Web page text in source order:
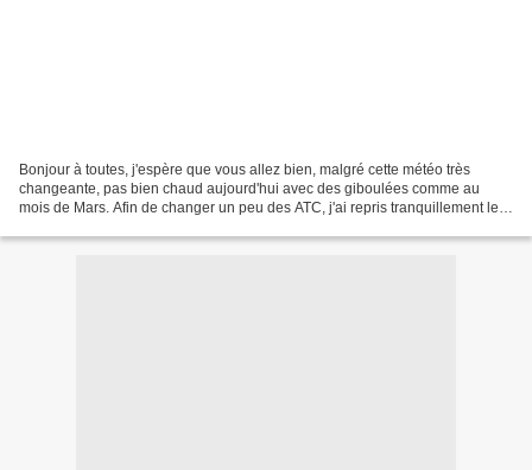
Bonjour à toutes, j'espère que vous allez bien, malgré cette météo très
changeante, pas bien chaud aujourd'hui avec des giboulées comme au
mois de Mars. Afin de changer un peu des ATC, j'ai repris tranquillement le